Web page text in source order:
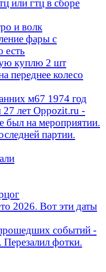
или гтц в сборе
и волк
фары с
есть
куплю 2 шт
переднее колесо
м67 1974 год
лет Oppozit.ru -
был на мероприятии.
партии.
2026. Вот эти даты
событий -
фотки.